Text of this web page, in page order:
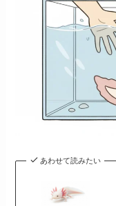
あわせて読みたい